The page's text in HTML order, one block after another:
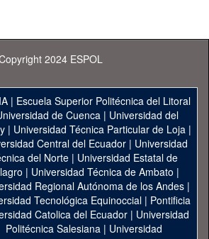
2024 ESPOL
| Escuela Superior Politécnica del Litoral
de Cuenca| Universidad del
| Universidad Técnica Particular de Loja|
Central del Ecuador| Universidad
del Norte | Universidad Estatal de
| Universidad Técnica de Ambato |
Regional Autónoma de los Andes|
Tecnológica Equinoccial| Pontificia
Catolica del Ecuador | Universidad
Politécnica Salesiana | Universidad